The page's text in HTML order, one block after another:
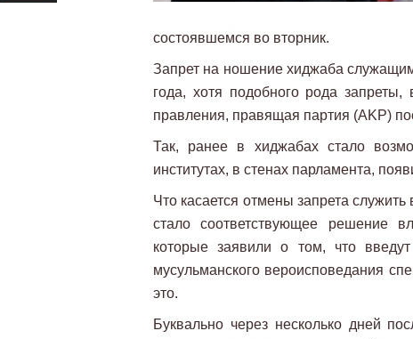
состоявшемся во вторник.
Запрет на ношение хиджаба
года, хотя подобного рода
правления, правящая партия (AKP)
Так, ранее в хиджабах стало
институтах, в стенах парламента,
Что касается отмены запрета
стало соответствующее решение
которые заявили о том, что
мусульманского вероисповедания
это.
Буквально через несколько дней